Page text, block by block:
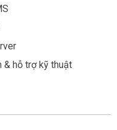
& hỗ trợ kỹ thuật